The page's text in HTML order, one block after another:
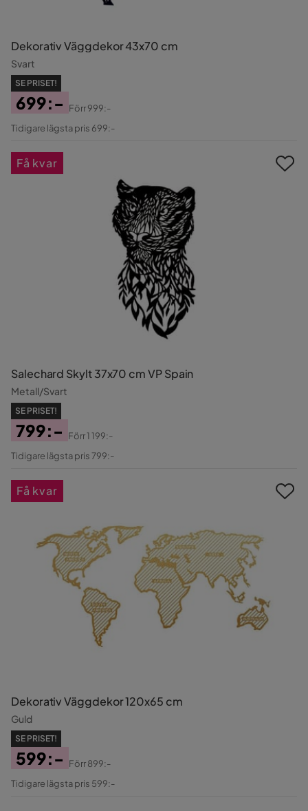
Dekorativ Väggdekor 43x70 cm
Svart
SE PRISET!
Pris
699:-
Original
Förr999:-
Tidigare lägsta pris 699:-
Salechard Skylt 37x70 cm VP Spain
Metall/Svart
SE PRISET!
Pris
799:-
Original
Förr1 199:-
Tidigare lägsta pris 799:-
Få kvar
Dekorativ Väggdekor 120x65 cm
Guld
SE PRISET!
Pris
599:-
Original
Förr899:-
Tidigare lägsta pris 599:-
Få kvar